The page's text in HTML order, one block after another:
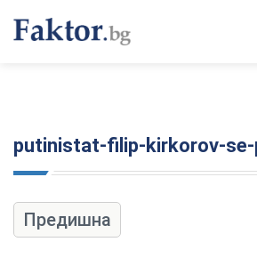
putinistat-filip-kirkorov-se-
Предишна